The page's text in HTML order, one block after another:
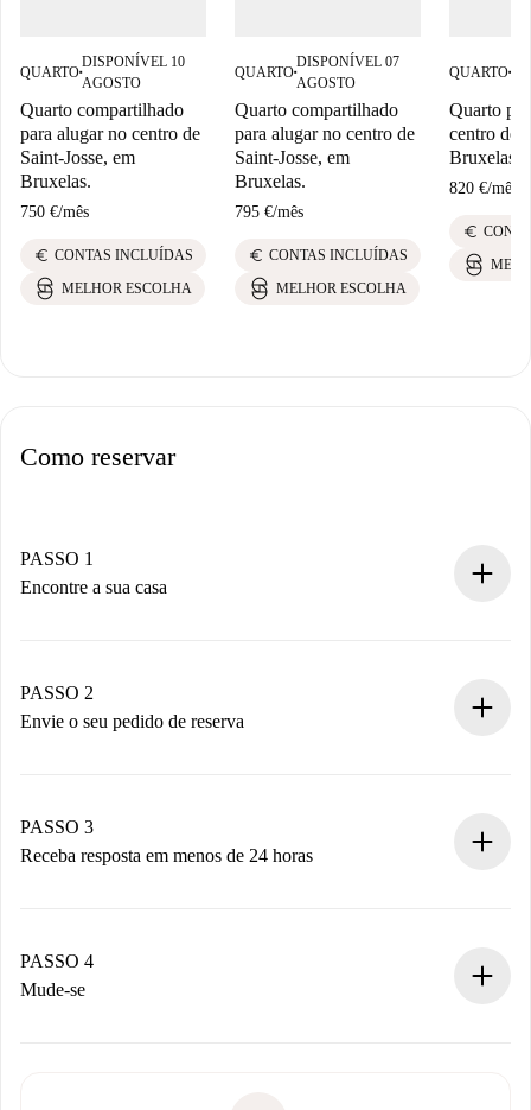
QUARTO■
DISPONÍVEL 10
AGOSTO
Quarto compartilhado
para alugar no centro de
Saint-Josse, em
Bruxelas.
750 €/mês
euro CONTAS INCLUÍDAS
MELHOR ESCOLHA
QUARTO■
DISPONÍVEL 07
AGOSTO
Quarto compartilhado
para alugar no centro de
Saint-Josse, em
Bruxelas.
795 €/mês
euro CONTAS INCLUÍDAS
MELHOR ESCOLHA
QUARTO■
Quarto
centro de
Bruxelas
820 €/mês
euro
Como reservar
PASSO 1
Encontre a sua casa
Você tem todas as informações necessárias
antecipadamente.
PASSO 2
Envie o seu pedido de reserva
Não cobramos nada até que o proprietário confirme.
PASSO 3
Receba resposta em menos de 24 horas
proprietário.
Se recusada: não cobraremos nada e ofereceremos
PASSO 4
Mude-se